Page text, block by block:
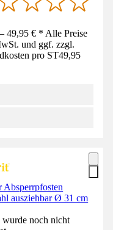
49,95 € * Alle Preise
und ggf. zzgl.
pro ST49,95
Absperrpfosten
ausziehbar Ø 31 cm
noch nicht